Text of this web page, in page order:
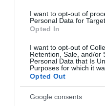
I want to opt-out of
Personal Data for
Opted In
I want to opt-out of
Retention, Sale, and/or
Personal Data that Is
Purposes for which it
Opted Out
Google consents
Χανιά: Νεαρός
φωνές της
Ακολούθησε το